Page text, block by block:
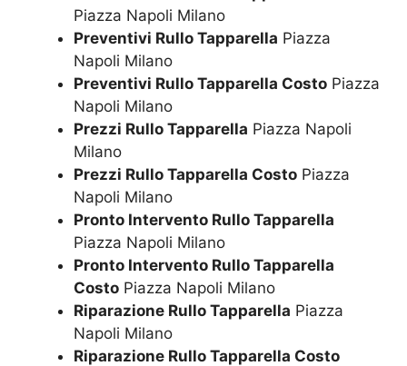
Piazza Napoli Milano
Preventivi Rullo Tapparella Piazza
Napoli Milano
Preventivi Rullo Tapparella Costo Piazza
Napoli Milano
Prezzi Rullo Tapparella Piazza Napoli
Milano
Prezzi Rullo Tapparella Costo Piazza
Napoli Milano
Pronto Intervento Rullo Tapparella
Piazza Napoli Milano
Pronto Intervento Rullo Tapparella
Costo Piazza Napoli Milano
Riparazione Rullo Tapparella Piazza
Napoli Milano
Riparazione Rullo Tapparella Costo